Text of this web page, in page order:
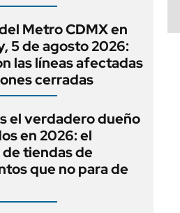
Metro CDMX en
5 de agosto 2026:
las líneas afectadas
cerradas
el verdadero dueño
en 2026: el
tiendas de
que no para de